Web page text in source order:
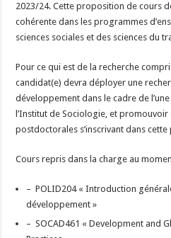
2023/24. Cette proposition de cours
cohérente dans les programmes
sciences sociales et des sciences du
Pour ce qui est de la recherche
candidat(e) devra déployer une
développement dans le cadre de
l’Institut de Sociologie, et
postdoctorales s’inscrivant dans cette
Cours repris dans la charge au
– POLID204 « Introduction
développement »
– SOCAD461 « Development and